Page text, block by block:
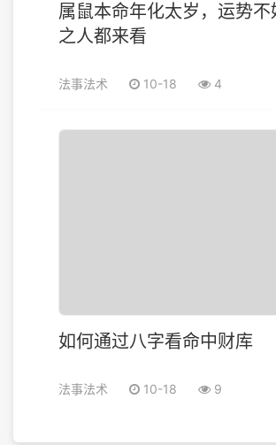
属鼠本命年化太岁，运势不
之人都来看
法事法术 10-18 4
如何通过八字看命中财库
法事法术 10-18 9